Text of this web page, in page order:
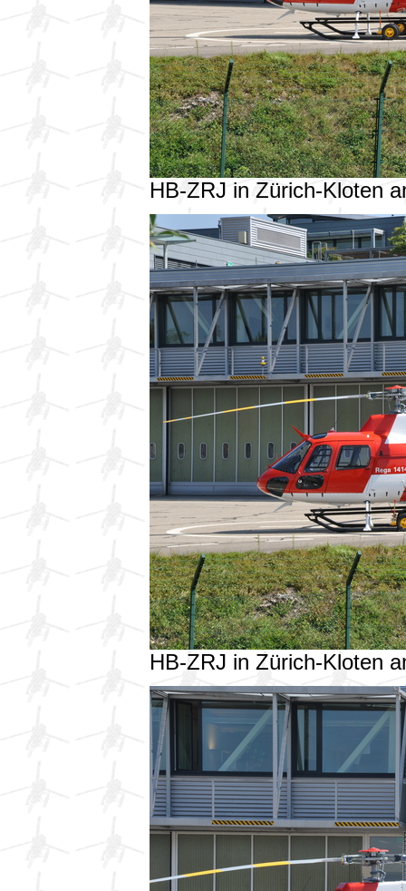
HB-ZRJ in Zürich-Kloten
HB-ZRJ in Zürich-Kloten